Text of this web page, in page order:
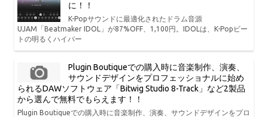
に！！
K-Popサウンドに最適化されたドラム音源
UJAM「Beatmaker IDOL」が87%OFF、1,100円。IDOLは、K-Popビー
トの明るくハイパー
Plugin Boutiqueでの購入時に音楽制作、演奏、
サウンドデザインをプロフェッショナルに始め
られるDAWソフトウェア「Bitwig Studio 8-Track」など2製品
から選んで無料でもらえます！！
Plugin Boutiqueでの購入時に音楽制作、演奏、サウンドデザインをプロ